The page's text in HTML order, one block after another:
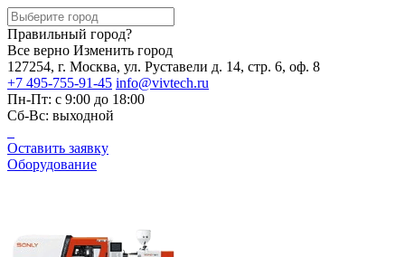
Правильный город?
Все верно Изменить город
127254, г. Москва, ул. Руставели д. 14, стр. 6, оф. 8
+7 495-755-91-45 info@vivtech.ru
Пн-Пт: с 9:00 до 18:00
Сб-Вс: выходной
Оставить заявку
Оборудование